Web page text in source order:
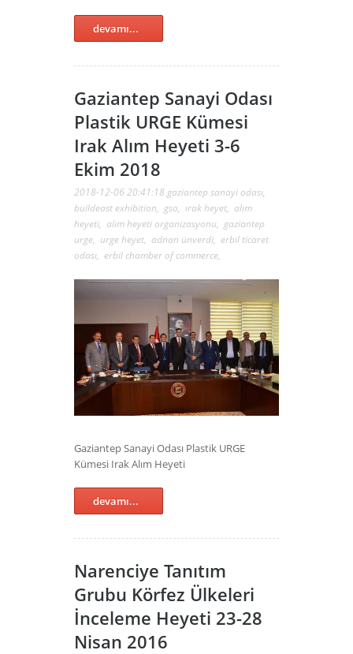
devamı...
Gaziantep Sanayi Odası
Plastik URGE Kümesi
Irak Alım Heyeti 3-6
Ekim 2018
2018-12-06 20:41:18 gaziantep sanayi odası,
buildeast exhibition, gso, ırak heyet, alım
heyeti, alım heyeti organizasyonu, gaziantep
urge, urge heyet, adnan ünverdi, erbil ticaret
odası, erbil chamber of commerce,
Gaziantep Sanayi Odası Plastik URGE
Kümesi Irak Alım Heyeti
devamı...
Narenciye Tanıtım
Grubu Körfez Ülkeleri
İnceleme Heyeti 23-28
Nisan 2016